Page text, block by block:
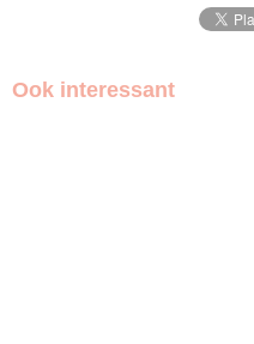
Ook interessant